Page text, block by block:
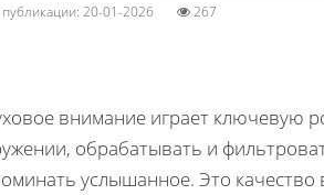
публикации: 20-01-2026 267
внимание играет ключевую
обрабатывать и
услышанное. Это качество